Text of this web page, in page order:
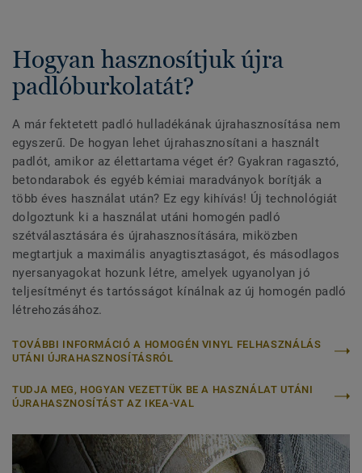
Hogyan hasznosítjuk újra
padlóburkolatát?
A már fektetett padló hulladékának újrahasznosítása nem
egyszerű. De hogyan lehet újrahasznosítani a használt
padlót, amikor az élettartama véget ér? Gyakran ragasztó,
betondarabok és egyéb kémiai maradványok borítják a
több éves használat után? Ez egy kihívás! Új technológiát
dolgoztunk ki a használat utáni homogén padló
szétválasztására és újrahasznosítására, miközben
megtartjuk a maximális anyagtisztaságot, és másodlagos
nyersanyagokat hozunk létre, amelyek ugyanolyan jó
teljesítményt és tartósságot kínálnak az új homogén padló
létrehozásához.
TOVÁBBI INFORMÁCIÓ A HOMOGÉN VINYL FELHASZNÁLÁS
UTÁNI ÚJRAHASZNOSÍTÁSRÓL
TUDJA MEG, HOGYAN VEZETTÜK BE A HASZNÁLAT UTÁNI
ÚJRAHASZNOSÍTÁST AZ IKEA-VAL